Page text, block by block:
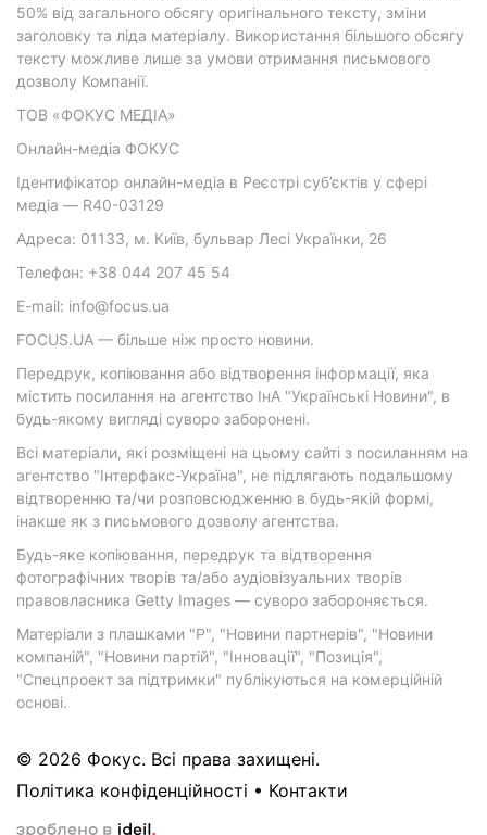
50% від загального обсягу оригінального тексту, зміни
заголовку та ліда матеріалу. Використання більшого обсягу
тексту можливе лише за умови отримання письмового
дозволу Компанії.
ТОВ «ФОКУС МЕДІА»
Онлайн-медіа ФОКУС
Ідентифікатор онлайн-медіа в Реєстрі суб’єктів у сфері
медіа — R40-03129
Адреса: 01133, м. Київ, бульвар Лесі Українки, 26
Телефон: +38 044 207 45 54
E-mail: info@focus.ua
FOCUS.UA — більше ніж просто новини.
Передрук, копіювання або відтворення інформації, яка
містить посилання на агентство ІнА "Українські Новини", в
будь-якому вигляді суворо заборонені.
Всі матеріали, які розміщені на цьому сайті з посиланням на
агентство "Інтерфакс-Україна", не підлягають подальшому
відтворенню та/чи розповсюдженню в будь-якій формі,
інакше як з письмового дозволу агентства.
Будь-яке копіювання, передрук та відтворення
фотографічних творів та/або аудіовізуальних творів
правовласника Getty Images — суворо забороняється.
Матеріали з плашками "Р", "Новини партнерів", "Новини
компаній", "Новини партій", "Інновації", "Позиція",
"Спецпроект за підтримки" публікуються на комерційній
основі.
© 2026 Фокус. Всі права захищені.
Політика конфіденційності • Контакти